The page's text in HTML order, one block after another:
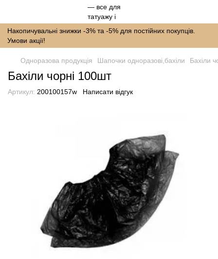
Накопичувальні знижки -3% та -5% для постійних покупців.
Умови акції!
Одноразова продукція Шапочки одноразові,бахіли Бахіли
Бахіли чорні 100шт
Артикул: 200100157w Написати відгук